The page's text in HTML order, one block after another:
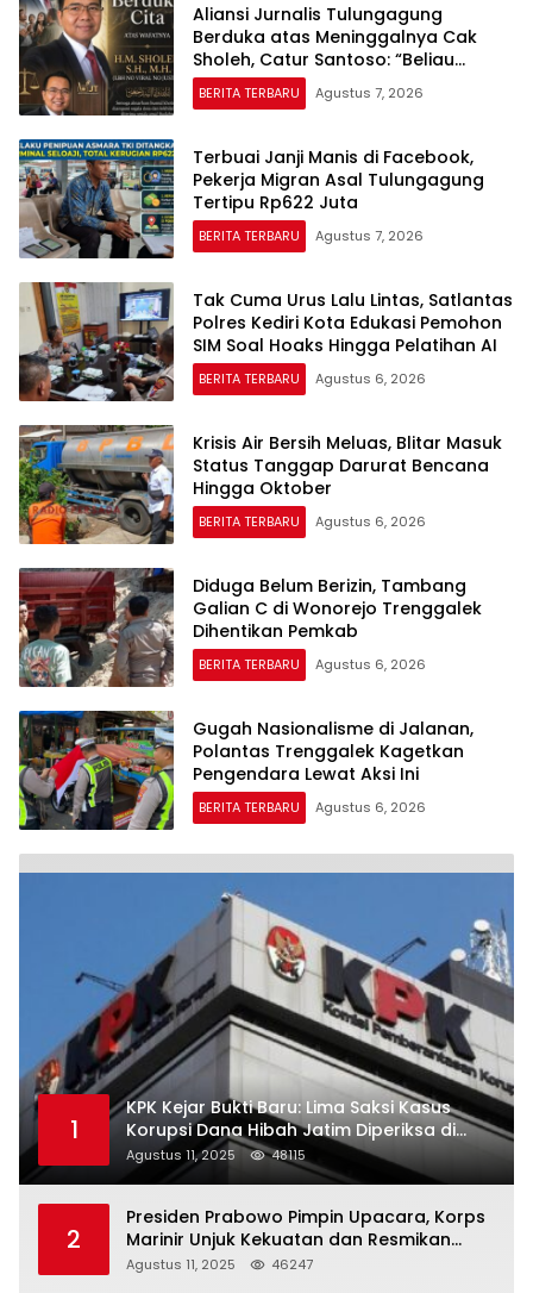
Aliansi Jurnalis Tulungagung
Berduka atas Meninggalnya Cak
Sholeh, Catur Santoso: “Beliau
Pejuang Keadilan yang Vokal”
BERITA TERBARU Agustus 7, 2026
Terbuai Janji Manis di Facebook,
Pekerja Migran Asal Tulungagung
Tertipu Rp622 Juta
BERITA TERBARU Agustus 7, 2026
Tak Cuma Urus Lalu Lintas, Satlantas
Polres Kediri Kota Edukasi Pemohon
SIM Soal Hoaks Hingga Pelatihan AI
BERITA TERBARU Agustus 6, 2026
Krisis Air Bersih Meluas, Blitar Masuk
Status Tanggap Darurat Bencana
Hingga Oktober
BERITA TERBARU Agustus 6, 2026
Diduga Belum Berizin, Tambang
Galian C di Wonorejo Trenggalek
Dihentikan Pemkab
BERITA TERBARU Agustus 6, 2026
Gugah Nasionalisme di Jalanan,
Polantas Trenggalek Kagetkan
Pengendara Lewat Aksi Ini
BERITA TERBARU Agustus 6, 2026
1
KPK Kejar Bukti Baru: Lima Saksi Kasus
Korupsi Dana Hibah Jatim Diperiksa di
Trenggalek
Agustus 11, 2025 48115
2
Presiden Prabowo Pimpin Upacara, Korps
Marinir Unjuk Kekuatan dan Resmikan
Struktur Baru
Agustus 11, 2025 46247